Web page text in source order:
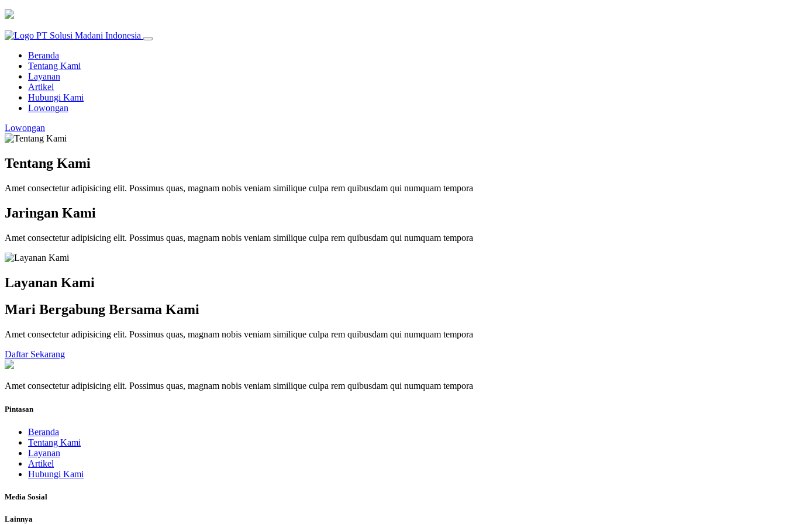
Beranda
Tentang Kami
Layanan
Artikel
Hubungi Kami
Lowongan
Lowongan
Tentang Kami
Amet consectetur adipisicing elit. Possimus quas, magnam nobis veniam similique culpa rem quibusdam qui numquam tempora
Jaringan Kami
Amet consectetur adipisicing elit. Possimus quas, magnam nobis veniam similique culpa rem quibusdam qui numquam tempora
Layanan Kami
Mari Bergabung Bersama Kami
Amet consectetur adipisicing elit. Possimus quas, magnam nobis veniam similique culpa rem quibusdam qui numquam tempora
Daftar Sekarang
Amet consectetur adipisicing elit. Possimus quas, magnam nobis veniam similique culpa rem quibusdam qui numquam tempora
Pintasan
Beranda
Tentang Kami
Layanan
Artikel
Hubungi Kami
Media Sosial
Lainnya